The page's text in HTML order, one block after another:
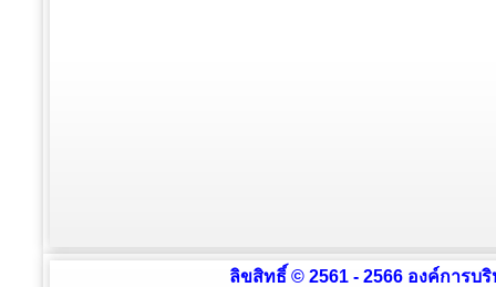
ลิขสิทธิ์ © 2561 - 2566 องค์การบ